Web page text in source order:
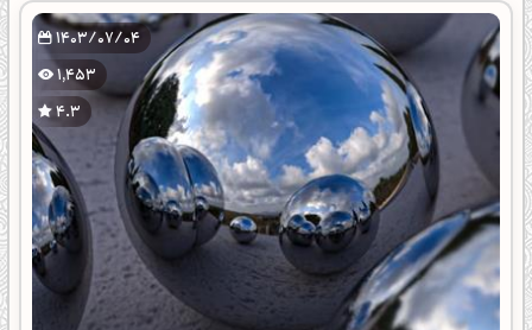
1403/07/04
1,453
4.3